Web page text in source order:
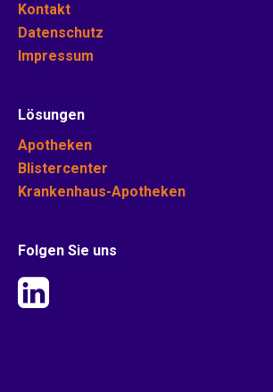
Kontakt
Datenschutz
Impressum
Lösungen
Apotheken
Blistercenter
Krankenhaus-Apotheken
Folgen Sie uns